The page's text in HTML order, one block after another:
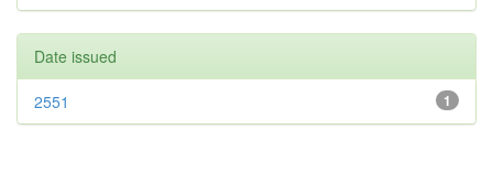
Date issued
1
2551